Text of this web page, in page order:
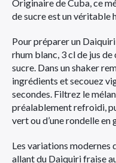
Originaire de Cuba, ce
de sucre est un véritable
Pour préparer un
rhum blanc, 3 cl de jus
sucre. Dans un shaker
ingrédients et secouez
secondes. Filtrez le
préalablement refroidi,
vert ou d’une rondelle en
Les variations modernes
allant du Daiquiri fraise